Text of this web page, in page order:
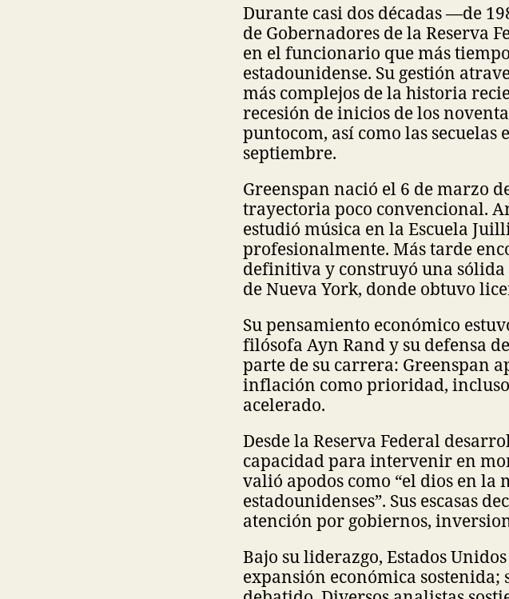
Durante casi dos décadas —de
de Gobernadores de la Reserva
en el funcionario que más
estadounidense. Su gestión
más complejos de la historia
recesión de inicios de los
puntocom, así como las secuelas
septiembre.
Greenspan nació el 6 de marzo
trayectoria poco convencional.
estudió música en la Escuela
profesionalmente. Más tarde
definitiva y construyó una
de Nueva York, donde obtuvo
Su pensamiento económico
filósofa Ayn Rand y su defensa
parte de su carrera: Greenspan
inflación como prioridad,
acelerado.
Desde la Reserva Federal
capacidad para intervenir en
valió apodos como “el dios en la
estadounidenses”. Sus escasas
atención por gobiernos,
Bajo su liderazgo, Estados
expansión económica